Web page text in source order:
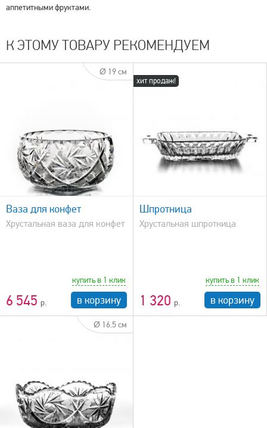
аппетитными фруктами.
К ЭТОМУ ТОВАРУ РЕКОМЕНДУЕМ
Ø 19 см
Ваза для конфет
Хрустальная ваза для конфет
6 545
купить в 1 клик
в корзину
хит продаж!
быстрый просмотр
Шпротница
Хрустальная шпротница
1 320
купить в 1 клик
в корзину
Ø 16.5 см